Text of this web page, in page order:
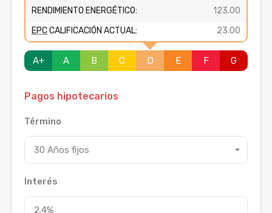
RENDIMIENTO ENERGÉTICO:
123.00
EPCCALIFICACIÓN ACTUAL: 23.00
A+ A B C D E F G
Pagos hipotecarios
Término
30 Años fijos
Interés